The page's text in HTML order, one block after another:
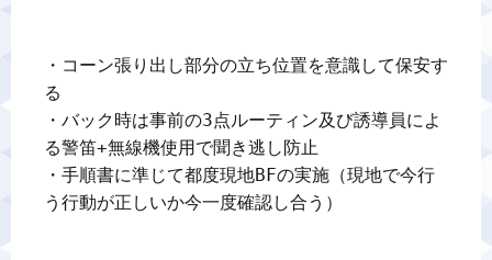
・コーン張り出し部分の立ち位置を意識して保安す
る
・バック時は事前の3点ルーティン及び誘導員によ
る警笛+無線機使用で聞き逃し防止
・手順書に準じて都度現地BFの実施（現地で今行
う行動が正しいか今一度確認し合う）